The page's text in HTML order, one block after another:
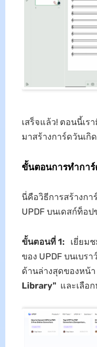
เสร็จแล้ว! ตอนนี้เร
มาสร้างการ์ดวันเกิ
ขั้นตอนการทำการ์
นี่คือวิธีการสร้างก
UPDF บนเดสก์ท็อ
ขั้นตอนที่ 1: เยี่ยมช
ของ UPDF บนเบร
ด้านล่างสุดของหน้
Library" และเลือ